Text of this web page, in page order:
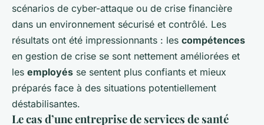
scénarios de cyber-attaque ou de crise financière
dans un environnement sécurisé et contrôlé. Les
résultats ont été impressionnants : les compétences
en gestion de crise se sont nettement améliorées et
les employés se sentent plus confiants et mieux
préparés face à des situations potentiellement
déstabilisantes.
Le cas d’une entreprise de services de santé